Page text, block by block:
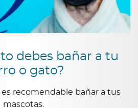
debes bañar a tu
o gato?
recomendable bañar a tus
mascotas.